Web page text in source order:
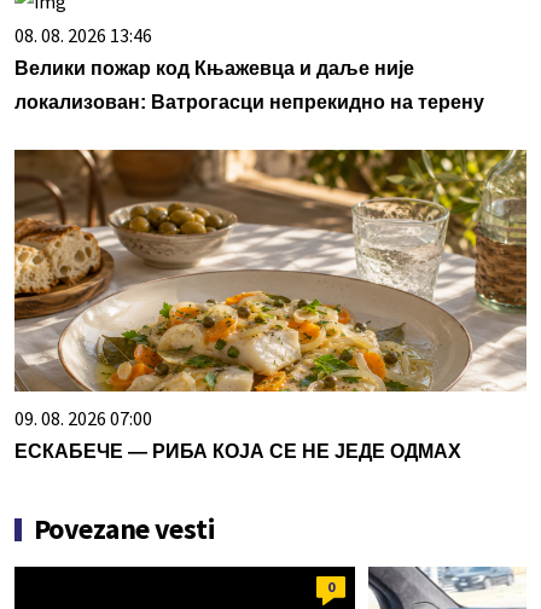
08. 08. 2026 13:46
Велики пожар код Књажевца и даље није
локализован: Ватрогасци непрекидно на терену
09. 08. 2026 07:00
ЕСКАБЕЧЕ — РИБА КОЈА СЕ НЕ ЈЕДЕ ОДМАХ
Povezane vesti
0